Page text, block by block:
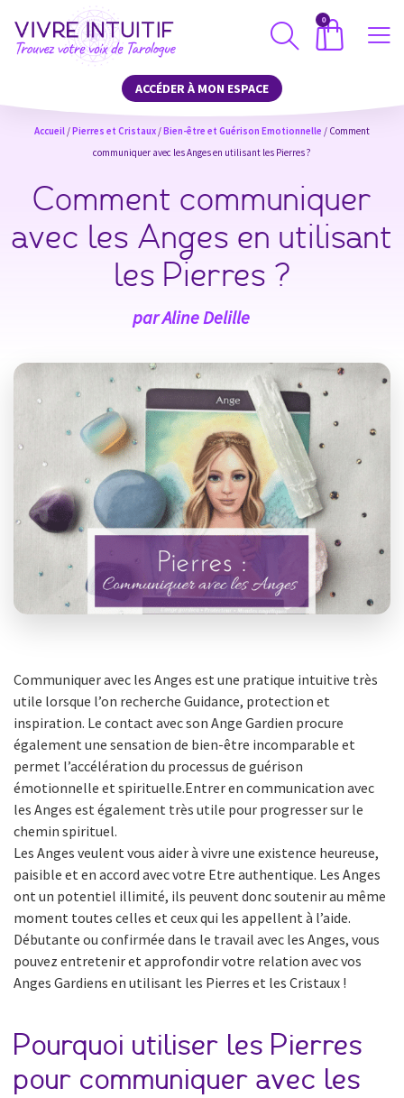
0
ACCÉDER À MON ESPACE
Accueil /Pierres et Cristaux /Bien-être et Guérison Emotionnelle / Comment
communiquer avec les Anges en utilisant les Pierres ?
Comment communiquer
avec les Anges en utilisant
les Pierres ?
parAline Delille
Communiquer avec les Anges est une pratique intuitive très
utile lorsque l’on recherche Guidance, protection et
inspiration. Le contact avec son Ange Gardien procure
également une sensation de bien-être incomparable et
permet l’accélération du processus de guérison
émotionnelle et spirituelle.Entrer en communication avec
les Anges est également très utile pour progresser sur le
chemin spirituel.
Les Anges veulent vous aider à vivre une existence heureuse,
paisible et en accord avec votre Etre authentique. Les Anges
ont un potentiel illimité, ils peuvent donc soutenir au même
moment toutes celles et ceux qui les appellent à l’aide.
Débutante ou confirmée dans le travail avec les Anges, vous
pouvez entretenir et approfondir votre relation avec vos
Anges Gardiens en utilisant les Pierres et les Cristaux !
Pourquoi utiliser les Pierres
pour communiquer avec les